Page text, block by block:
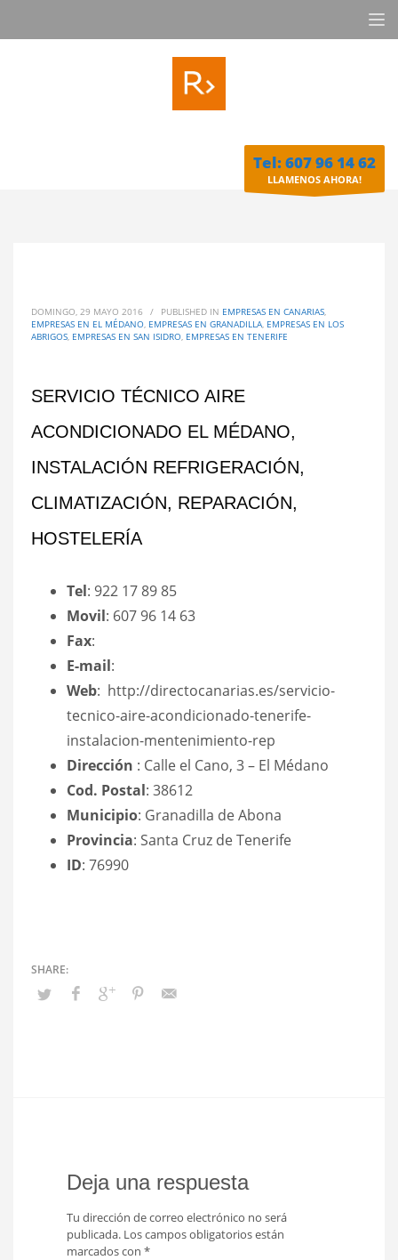
Tel: 607 96 14 62
LLAMENOS AHORA!
DOMINGO, 29 MAYO 2016 / PUBLISHED IN EMPRESAS EN CANARIAS,
EMPRESAS EN EL MÉDANO, EMPRESAS EN GRANADILLA, EMPRESAS EN LOS
ABRIGOS, EMPRESAS EN SAN ISIDRO, EMPRESAS EN TENERIFE
SERVICIO TÉCNICO AIRE
ACONDICIONADO EL MÉDANO,
INSTALACIÓN REFRIGERACIÓN,
CLIMATIZACIÓN, REPARACIÓN,
HOSTELERÍA
Tel: 922 17 89 85
Movil: 607 96 14 63
Fax:
E-mail:
Web: http://directocanarias.es/servicio-
tecnico-aire-acondicionado-tenerife-
instalacion-mentenimiento-rep
Dirección : Calle el Cano, 3 – El Médano
Cod. Postal: 38612
Municipio: Granadilla de Abona
Provincia: Santa Cruz de Tenerife
ID: 76990
Deja una respuesta
Tu dirección de correo electrónico no será
publicada. Los campos obligatorios están
marcados con *